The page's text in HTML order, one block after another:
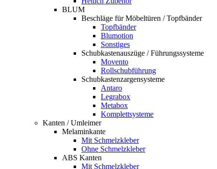
BLUM
Beschläge für Möbeltüren / Topfbänder
Topfbänder
Blumotion
Sonstiges
Schubkastenauszüge / Führungssysteme
Movento
Rollschubführung
Schubkastenzargensysteme
Antaro
Legrabox
Metabox
Komplettsysteme
Kanten / Umleimer
Melaminkante
Mit Schmelzkleber
Ohne Schmelzkleber
ABS Kanten
Mit Schmelzkleber